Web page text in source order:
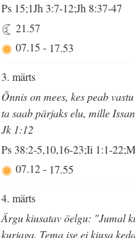
Ps 15;1Jh 3:7-12;Jh 8:37-47
21.57
07.15 - 17.53
3. märts
Õnnis on mees, kes peab
ta saab pärjaks elu, mille
Jk 1:12
Ps 38:2-5,10,16-23;Ii 1:1-
07.12- 17.55
4. märts
Ärgu kiusatav öelgu: "Jumal
kurjaga, Tema ise ei kiusa